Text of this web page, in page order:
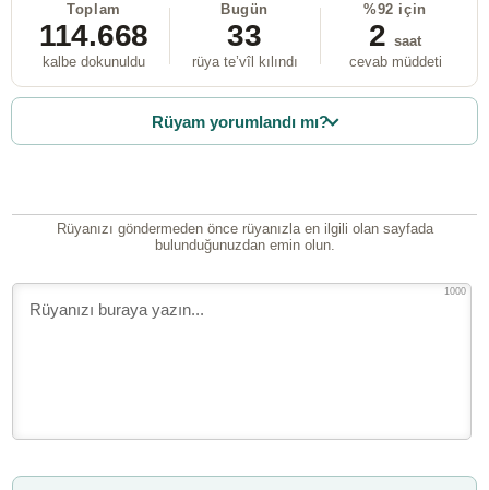
Toplam
114.668
kalbe dokunuldu
Bugün
33
rüya te’vîl kılındı
%92 için
2 saat
cevab müddeti
Rüyam yorumlandı mı?
Rüyanızı göndermeden önce rüyanızla en ilgili olan sayfada
bulunduğunuzdan emin olun.
1000